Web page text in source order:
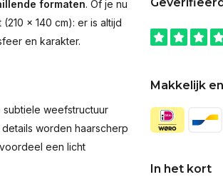
formaten. Of je nu
× 140 cm): er is altijd
en karakter.
weefstructuur
worden haarscherp
een licht
Makkelijk
In het kort